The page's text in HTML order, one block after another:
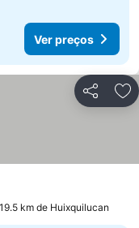
Ver preços
Partilhar
km de Huixquilucan